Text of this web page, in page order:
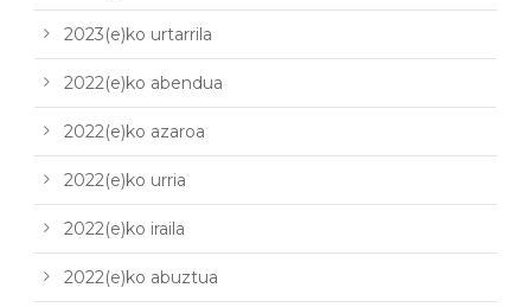
2023(e)ko urtarrila
2022(e)ko abendua
2022(e)ko azaroa
2022(e)ko urria
2022(e)ko iraila
2022(e)ko abuztua